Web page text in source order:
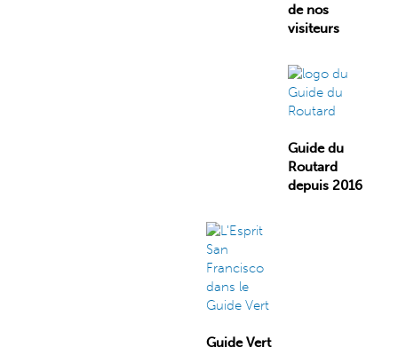
de nos
visiteurs
Guide du
Routard
depuis 2016
Guide Vert